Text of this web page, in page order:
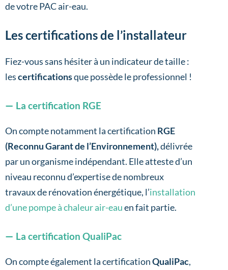
de votre PAC air-eau.
Les certifications de l’installateur
Fiez-vous sans hésiter à un indicateur de taille :
lescertificationsque possède le professionnel !
La certification RGE
On compte notamment la certification RGE
(Reconnu Garant de l’Environnement),délivrée
par un organisme indépendant. Elle atteste d’un
niveau reconnu d’expertise de nombreux
travaux de rénovation énergétique, l’installation
d’une pompe à chaleur air-eauen fait partie.
La certification QualiPac
On compte également la certificationQualiPac,